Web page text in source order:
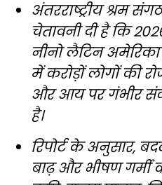
अंतरराष्ट्रीय श्रम
चेतावनी दी है कि
नीनो लैटिन अमेरिका
में करोड़ों लोगों की
और आय पर गंभीर
है।
रिपोर्ट के अनुसार,
बाढ़ और भीषण